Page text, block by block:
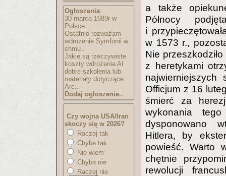
Ogłoszenia:
30 marca 1689r w
Polsce
Ostatnio rozważam
wdrożenie Symfonii w
chmu..
Jakie są rzeczywiste
koszty wdrożenia AI
dobre szkolenia lub
materiały dotyczące
Arc..
Dodaj ogłoszenie..
Czy wojna USA/Iran
skoczy się w 2026?
Raczej tak
Chyba tak
Nie wiem
Chyba nie
Raczej nie
a także
Północy
i
w 1573 r.,
Nie
z heretykami
najwierniejszych
Officjum z 16
śmierć za
wykonania
dysponowano
Hitlera, by
powieść. Warto
chętnie
rewolucji